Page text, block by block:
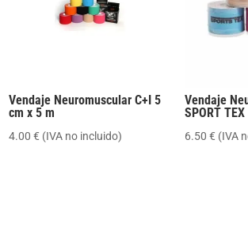
Vendaje Neuromuscular C+I 5
cm x 5 m
4.00€ (IVA no incluido)
Vendaje
SPORT
6.50 € (IVA